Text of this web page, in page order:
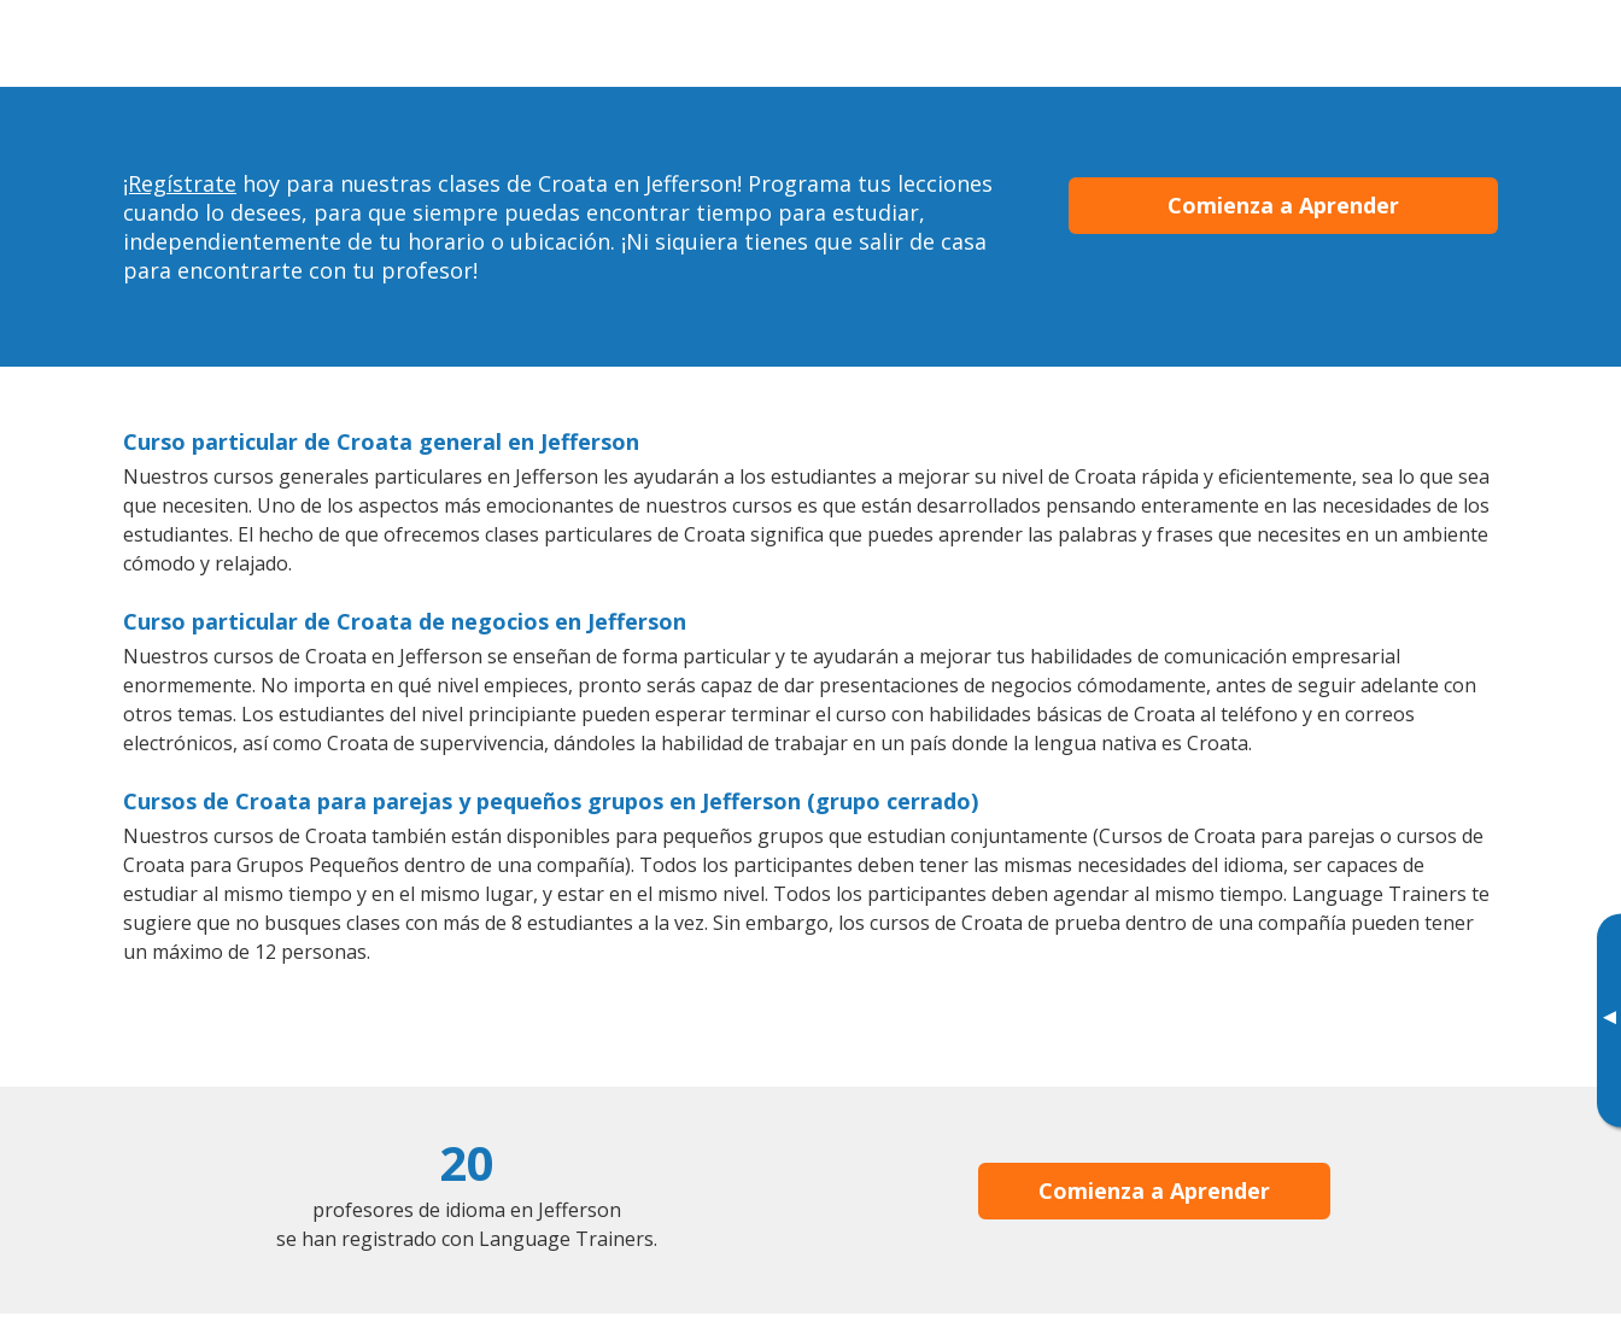
▸
¡Regístrate hoy para nuestras clases de Croata en Jefferson! Programa tus lecciones
cuando lo desees, para que siempre puedas encontrar tiempo para estudiar,
independientemente de tu horario o ubicación. ¡Ni siquiera tienes que salir de casa
para encontrarte con tu profesor!
Comienza a Aprender
Curso particular de Croata general en Jefferson
Nuestros cursos generales particulares en Jefferson les ayudarán a los estudiantes a mejorar su nivel de Croata rápida y eficientemente, sea lo que sea
que necesiten. Uno de los aspectos más emocionantes de nuestros cursos es que están desarrollados pensando enteramente en las necesidades de los
estudiantes. El hecho de que ofrecemos clases particulares de Croata significa que puedes aprender las palabras y frases que necesites en un ambiente
cómodo y relajado.
Curso particular de Croata de negocios en Jefferson
Nuestros cursos de Croata en Jefferson se enseñan de forma particular y te ayudarán a mejorar tus habilidades de comunicación empresarial
enormemente. No importa en qué nivel empieces, pronto serás capaz de dar presentaciones de negocios cómodamente, antes de seguir adelante con
otros temas. Los estudiantes del nivel principiante pueden esperar terminar el curso con habilidades básicas de Croata al teléfono y en correos
electrónicos, así como Croata de supervivencia, dándoles la habilidad de trabajar en un país donde la lengua nativa es Croata.
Cursos de Croata para parejas y pequeños grupos en Jefferson (grupo cerrado)
Nuestros cursos de Croata también están disponibles para pequeños grupos que estudian conjuntamente (Cursos de Croata para parejas o cursos de
Croata para Grupos Pequeños dentro de una compañía). Todos los participantes deben tener las mismas necesidades del idioma, ser capaces de
estudiar al mismo tiempo y en el mismo lugar, y estar en el mismo nivel. Todos los participantes deben agendar al mismo tiempo. Language Trainers te
sugiere que no busques clases con más de 8 estudiantes a la vez. Sin embargo, los cursos de Croata de prueba dentro de una compañía pueden tener
un máximo de 12 personas.
20
profesores de idioma en Jefferson
se han registrado con Language Trainers.
Comienza a Aprender